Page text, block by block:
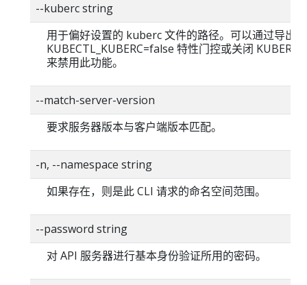
--kuberc string
用于偏好设置的 kuberc 文件的路径。可以通过导出
KUBECTL_KUBERC=false 特性门控或关闭
来禁用此功能。
--match-server-version
要求服务器版本与客户端版本匹配。
-n, --namespace string
如果存在，则是此 CLI 请求的命名空间范围。
--password string
对 API 服务器进行基本身份验证所用的密码。